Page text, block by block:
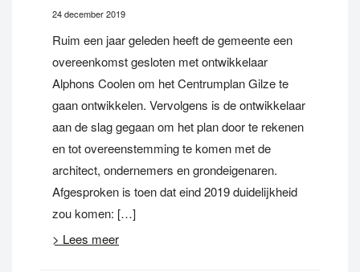
24 december 2019
Ruim een jaar geleden heeft de gemeente een
overeenkomst gesloten met ontwikkelaar
Alphons Coolen om het Centrumplan Gilze te
gaan ontwikkelen. Vervolgens is de ontwikkelaar
aan de slag gegaan om het plan door te rekenen
en tot overeenstemming te komen met de
architect, ondernemers en grondeigenaren.
Afgesproken is toen dat eind 2019 duidelijkheid
zou komen: […]
> Lees meer